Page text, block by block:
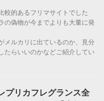
較的あるフリマサイトでした
の偽物が今までよりも大量に発
メルカリに出ているのか、見分
たらいいのかなどご紹介してい
プリカフレグランス全